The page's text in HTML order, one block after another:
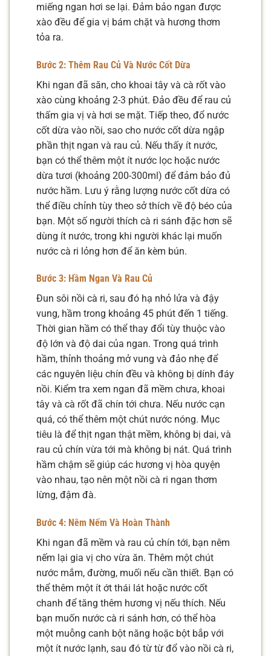
miếng ngan hơi se lại. Đảm bảo ngan được
xào đều để gia vị bám chặt và hương thơm
tỏa ra.
Bước 2: Thêm Rau Củ Và Nước Cốt Dừa
Khi ngan đã săn, cho khoai tây và cà rốt vào
xào cùng khoảng 2-3 phút. Đảo đều để rau củ
thấm gia vị và hơi se mặt. Tiếp theo, đổ nước
cốt dừa vào nồi, sao cho nước cốt dừa ngập
phần thịt ngan và rau củ. Nếu thấy ít nước,
bạn có thể thêm một ít nước lọc hoặc nước
dừa tươi (khoảng 200-300ml) để đảm bảo đủ
nước hầm. Lưu ý rằng lượng nước cốt dừa có
thể điều chỉnh tùy theo sở thích về độ béo của
bạn. Một số người thích cà ri sánh đặc hơn sẽ
dùng ít nước, trong khi người khác lại muốn
nước cà ri lỏng hơn để ăn kèm bún.
Bước 3: Hầm Ngan Và Rau Củ
Đun sôi nồi cà ri, sau đó hạ nhỏ lửa và đậy
vung, hầm trong khoảng 45 phút đến 1 tiếng.
Thời gian hầm có thể thay đổi tùy thuộc vào
độ lớn và độ dai của ngan. Trong quá trình
hầm, thỉnh thoảng mở vung và đảo nhẹ để
các nguyên liệu chín đều và không bị dính đáy
nồi. Kiểm tra xem ngan đã mềm chưa, khoai
tây và cà rốt đã chín tới chưa. Nếu nước cạn
quá, có thể thêm một chút nước nóng. Mục
tiêu là để thịt ngan thật mềm, không bị dai, và
rau củ chín vừa tới mà không bị nát. Quá trình
hầm chậm sẽ giúp các hương vị hòa quyện
vào nhau, tạo nên một nồi cà ri ngan thơm
lừng, đậm đà.
Bước 4: Nêm Nếm Và Hoàn Thành
Khi ngan đã mềm và rau củ chín tới, bạn nêm
nếm lại gia vị cho vừa ăn. Thêm một chút
nước mắm, đường, muối nếu cần thiết. Bạn có
thể thêm một ít ớt thái lát hoặc nước cốt
chanh để tăng thêm hương vị nếu thích. Nếu
bạn muốn nước cà ri sánh hơn, có thể hòa
một muỗng canh bột năng hoặc bột bắp với
một ít nước lạnh, sau đó từ từ đổ vào nồi cà ri,